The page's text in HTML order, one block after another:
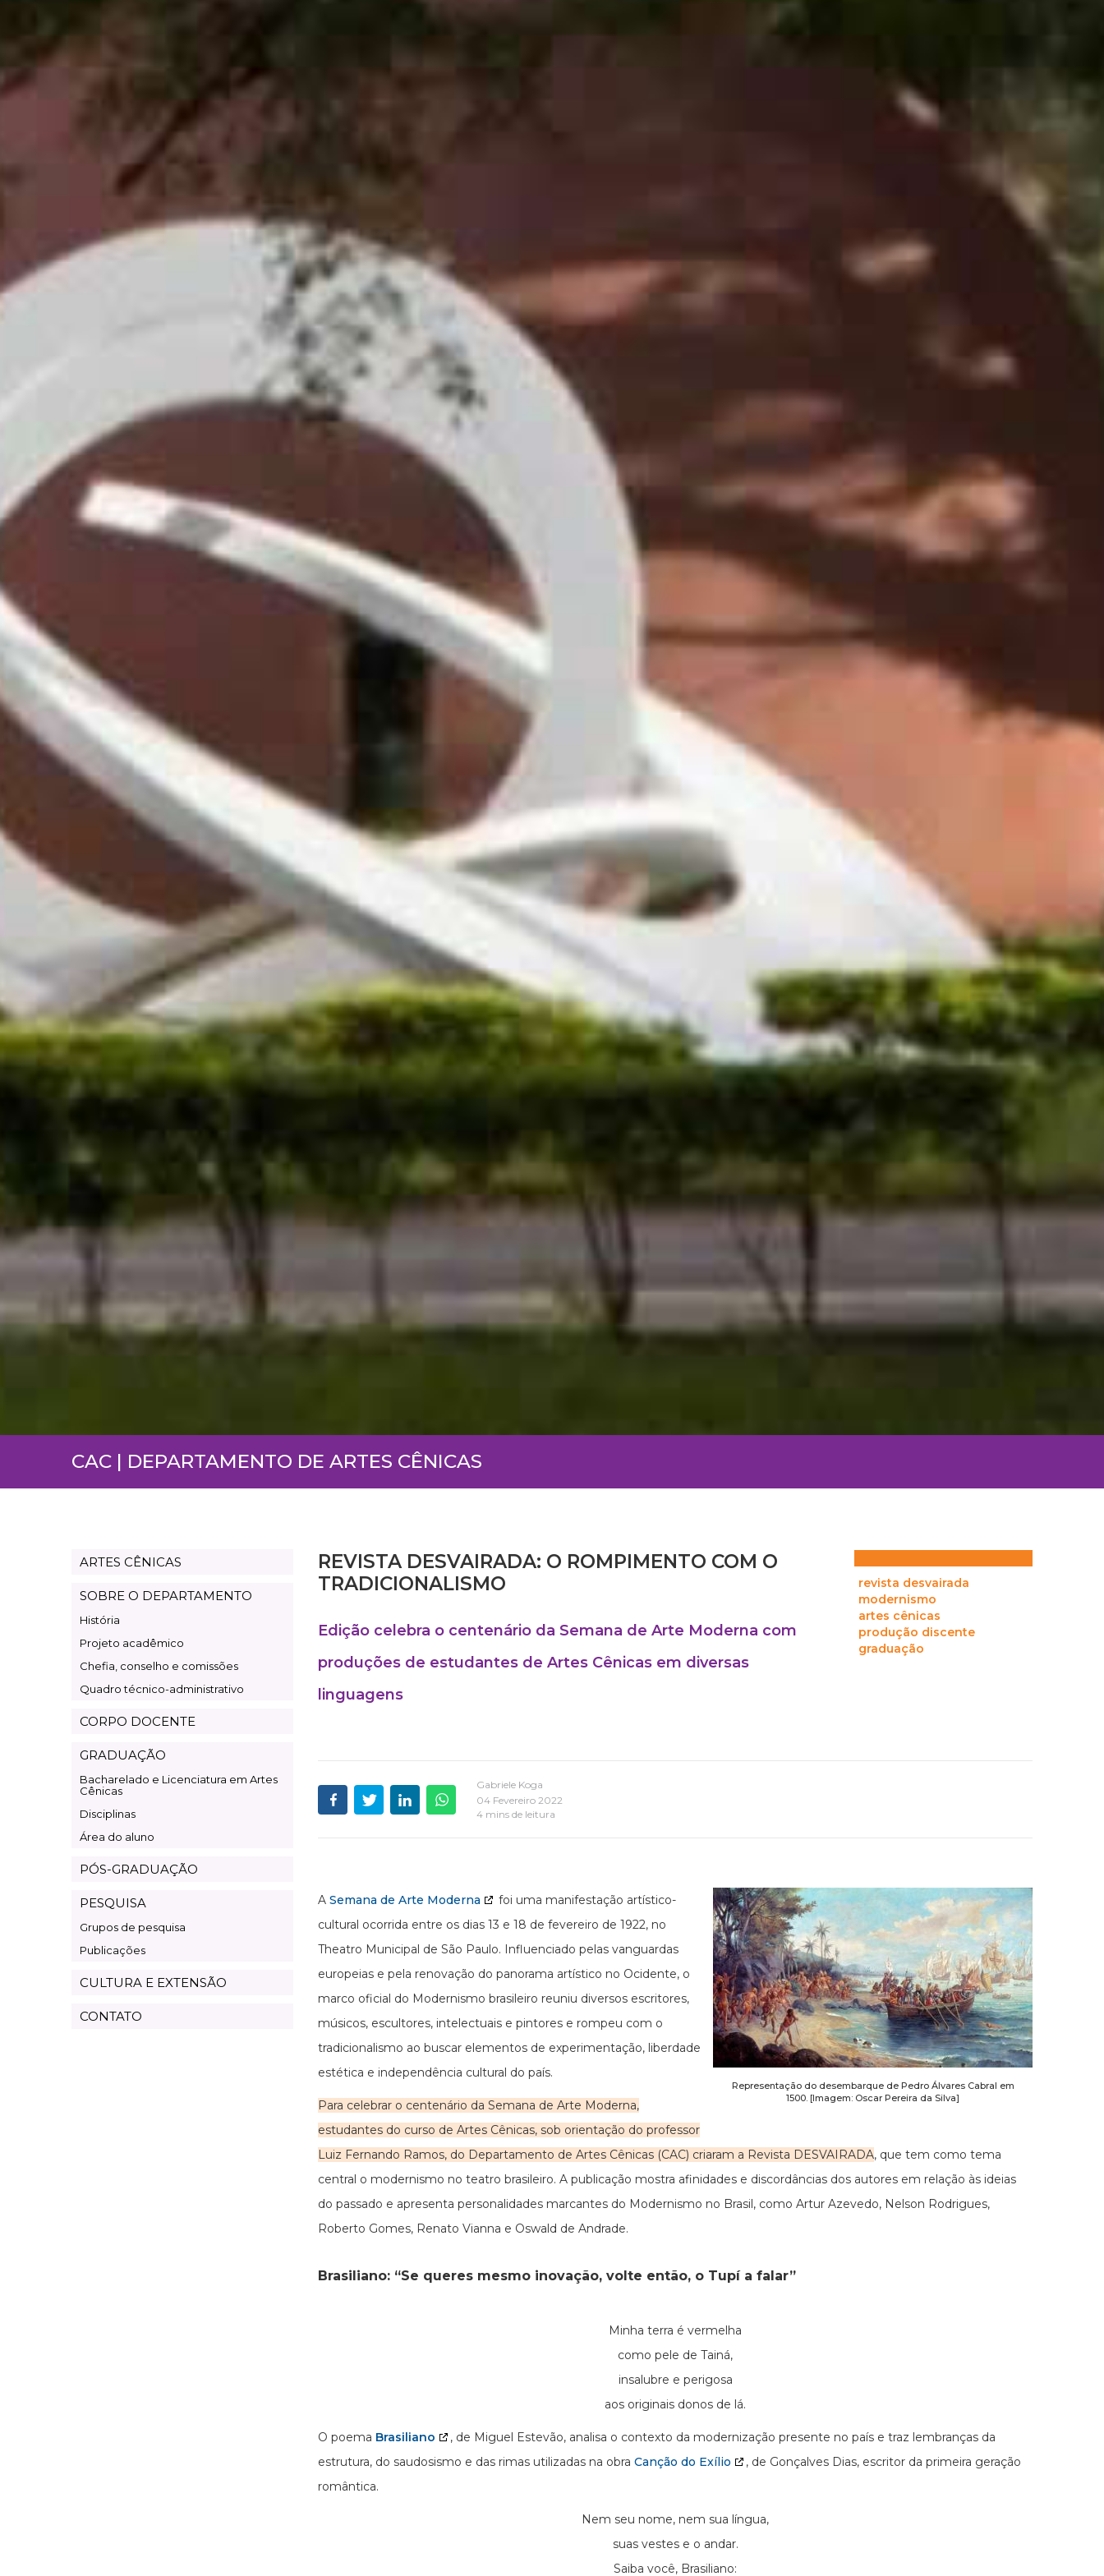
CAC | DEPARTAMENTO DE ARTES CÊNICAS
Artes
Cênicas
ARTES CÊNICAS
SOBRE O DEPARTAMENTO
História
Projeto acadêmico
Chefia, conselho e comissões
Quadro técnico-administrativo
CORPO DOCENTE
GRADUAÇÃO
Bacharelado e Licenciatura em Artes
Cênicas
Disciplinas
Área do aluno
PÓS-GRADUAÇÃO
PESQUISA
Grupos de pesquisa
Publicações
CULTURA E EXTENSÃO
CONTATO
REVISTA DESVAIRADA: O ROMPIMENTO COM O
TRADICIONALISMO
Edição celebra o centenário da Semana de Arte Moderna com
produções de estudantes de Artes Cênicas em diversas
linguagens
revista desvairada
modernismo
artes cênicas
produção discente
graduação
Gabriele Koga
04 Fevereiro 2022
4 mins de leitura
Representação do desembarque de Pedro Álvares Cabral em
1500. [Imagem: Oscar Pereira da Silva]
A Semana de Arte Moderna
foi uma manifestação artístico-
cultural ocorrida entre os dias 13 e 18 de fevereiro de 1922, no
Theatro Municipal de São Paulo. Influenciado pelas vanguardas
europeias e pela renovação do panorama artístico no Ocidente, o
marco oficial do Modernismo brasileiro reuniu diversos escritores,
músicos, escultores, intelectuais e pintores e rompeu com o
tradicionalismo ao buscar elementos de experimentação, liberdade
estética e independência cultural do país.
Para celebrar o centenário da Semana de Arte Moderna,
estudantes do curso de Artes Cênicas, sob orientação do professor
Luiz Fernando Ramos, do Departamento de Artes Cênicas (CAC) criaram a Revista DESVAIRADA, que tem como tema
central o modernismo no teatro brasileiro. A publicação mostra afinidades e discordâncias dos autores em relação às ideias
do passado e apresenta personalidades marcantes do Modernismo no Brasil, como Artur Azevedo, Nelson Rodrigues,
Roberto Gomes, Renato Vianna e Oswald de Andrade.
Brasiliano: “Se queres mesmo inovação, volte então, o Tupí a falar”
Minha terra é vermelha
como pele de Tainá,
insalubre e perigosa
aos originais donos de lá.
O poema Brasiliano
, de Miguel Estevão, analisa o contexto da modernização presente no país e traz lembranças da
estrutura, do saudosismo e das rimas utilizadas na obra Canção do Exílio
, de Gonçalves Dias, escritor da primeira geração
romântica.
Nem seu nome, nem sua língua,
suas vestes e o andar.
Saiba você, Brasiliano: